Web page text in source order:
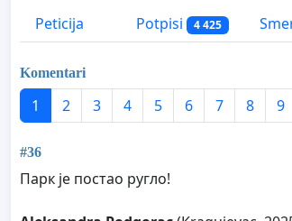
Peticija Potpisi 4 425
Komentari
1 2 3 4 5 6 7 8 9
#36
Парк је постао ругло!